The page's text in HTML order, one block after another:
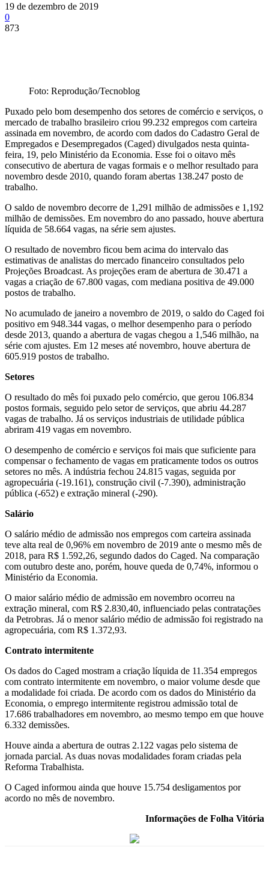
19 de dezembro de 2019
0
873
Foto: Reprodução/Tecnoblog
Puxado pelo bom desempenho dos setores de comércio e serviços, o
mercado de trabalho brasileiro criou 99.232 empregos com carteira
assinada em novembro, de acordo com dados do Cadastro Geral de
Empregados e Desempregados (Caged) divulgados nesta quinta-
feira, 19, pelo Ministério da Economia. Esse foi o oitavo mês
consecutivo de abertura de vagas formais e o melhor resultado para
novembro desde 2010, quando foram abertas 138.247 posto de
trabalho.
O saldo de novembro decorre de 1,291 milhão de admissões e 1,192
milhão de demissões. Em novembro do ano passado, houve abertura
líquida de 58.664 vagas, na série sem ajustes.
O resultado de novembro ficou bem acima do intervalo das
estimativas de analistas do mercado financeiro consultados pelo
Projeções Broadcast. As projeções eram de abertura de 30.471 a
vagas a criação de 67.800 vagas, com mediana positiva de 49.000
postos de trabalho.
No acumulado de janeiro a novembro de 2019, o saldo do Caged foi
positivo em 948.344 vagas, o melhor desempenho para o período
desde 2013, quando a abertura de vagas chegou a 1,546 milhão, na
série com ajustes. Em 12 meses até novembro, houve abertura de
605.919 postos de trabalho.
Setores
O resultado do mês foi puxado pelo comércio, que gerou 106.834
postos formais, seguido pelo setor de serviços, que abriu 44.287
vagas de trabalho. Já os serviços industriais de utilidade pública
abriram 419 vagas em novembro.
O desempenho de comércio e serviços foi mais que suficiente para
compensar o fechamento de vagas em praticamente todos os outros
setores no mês. A indústria fechou 24.815 vagas, seguida por
agropecuária (-19.161), construção civil (-7.390), administração
pública (-652) e extração mineral (-290).
Salário
O salário médio de admissão nos empregos com carteira assinada
teve alta real de 0,96% em novembro de 2019 ante o mesmo mês de
2018, para R$ 1.592,26, segundo dados do Caged. Na comparação
com outubro deste ano, porém, houve queda de 0,74%, informou o
Ministério da Economia.
O maior salário médio de admissão em novembro ocorreu na
extração mineral, com R$ 2.830,40, influenciado pelas contratações
da Petrobras. Já o menor salário médio de admissão foi registrado na
agropecuária, com R$ 1.372,93.
Contrato intermitente
Os dados do Caged mostram a criação líquida de 11.354 empregos
com contrato intermitente em novembro, o maior volume desde que
a modalidade foi criada. De acordo com os dados do Ministério da
Economia, o emprego intermitente registrou admissão total de
17.686 trabalhadores em novembro, ao mesmo tempo em que houve
6.332 demissões.
Houve ainda a abertura de outras 2.122 vagas pelo sistema de
jornada parcial. As duas novas modalidades foram criadas pela
Reforma Trabalhista.
O Caged informou ainda que houve 15.754 desligamentos por
acordo no mês de novembro.
Informações de Folha Vitória